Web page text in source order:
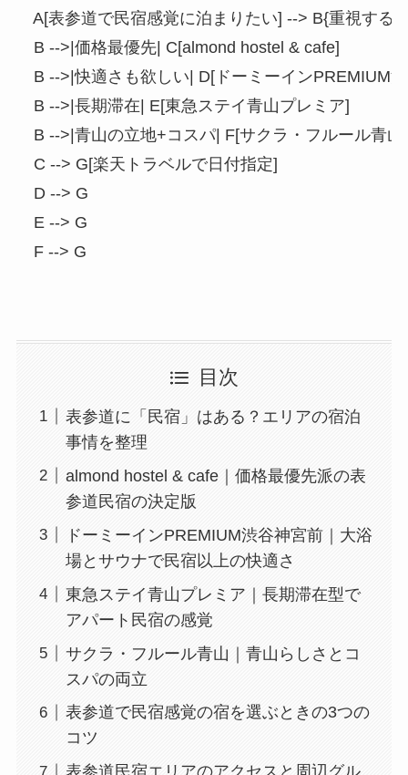
A[表参道で民宿感覚に泊まりたい] --> B{重視する
  B -->|価格最優先| C[almond hostel & cafe]
B -->|快適さも欲しい| D[ドーミーインPREMIUM
  B -->|長期滞在| E[東急ステイ青山プレミア]
  B -->|青山の立地+コスパ| F[サクラ・フルール青山]
  C --> G[楽天トラベルで日付指定]
  D --> G
  E --> G
目次
表参道に「民宿」はある？エリアの宿泊
事情を整理
almond hostel & cafe｜価格最優先派の表
参道民宿の決定版
ドーミーインPREMIUM渋谷神宮前｜大浴
場とサウナで民宿以上の快適さ
東急ステイ青山プレミア｜長期滞在型で
アパート民宿の感覚
サクラ・フルール青山｜青山らしさとコ
スパの両立
表参道で民宿感覚の宿を選ぶときの3つの
コツ